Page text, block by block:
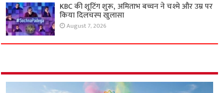
KBC की शूटिंग शुरू, अमिताभ बच्चन ने चश्मे और उम्र पर
किया दिलचस्प खुलासा
August 7, 2026